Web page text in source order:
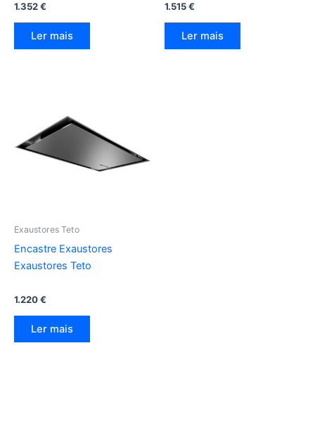
1.352€
Ler mais
1.515€
Ler mais
Exaustores Teto
Encastre Exaustores
Exaustores Teto
1.220€
Ler mais